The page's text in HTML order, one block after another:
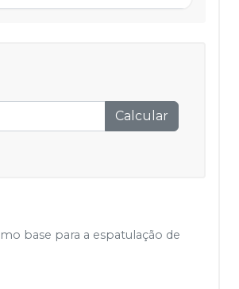
Calcular
base para a espatulação de